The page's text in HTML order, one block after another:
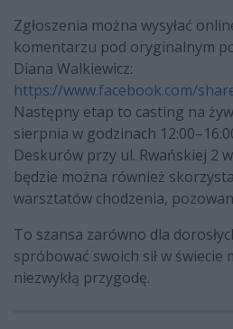
Zgłoszenia można wysyłać
komentarzu pod oryginalnym
Diana Walkiewicz:
https://www.facebook.com/
Następny etap to casting na
sierpnia w godzinach
Deskurów przy ul. Rwańskiej 2
będzie można również
warsztatów chodzenia,
To szansa zarówno dla
spróbować swoich sił w świecie
niezwykłą przygodę.